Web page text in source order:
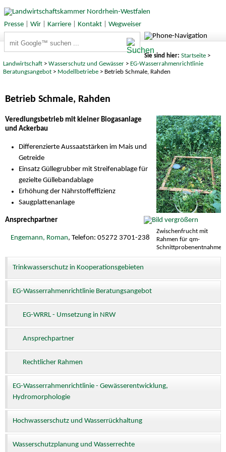
Presse| Wir| Karriere| Kontakt| Wegweiser
Sie sind hier: Startseite>
Landwirtschaft >Wasserschutz und Gewässer > EG-Wasserrahmenrichtlinie
Beratungsangebot > Modellbetriebe > Betrieb Schmale, Rahden
Betrieb Schmale, Rahden
Zwischenfrucht mit
Rahmen für qm-
Schnittprobenentnahme
Veredlungsbetrieb mit kleiner Biogasanlage
und Ackerbau
Differenzierte Aussaatstärken im Mais und
Getreide
Einsatz Güllegrubber mit Streifenablage für
gezielte Güllebandablage
Erhöhung der Nährstoffeffizienz
Saugplattenanlage
Ansprechpartner
Engemann, Roman, Telefon: 05272 3701-238
Trinkwasserschutz in Kooperationsgebieten
EG-Wasserrahmenrichtlinie Beratungsangebot
EG-WRRL - Umsetzung in NRW
Ansprechpartner
Rechtlicher Rahmen
EG-Wasserrahmenrichtlinie - Gewässerentwicklung,
Hydromorphologie
Hochwasserschutz und Wasserrückhaltung
Wasserschutzplanung und Wasserrechte